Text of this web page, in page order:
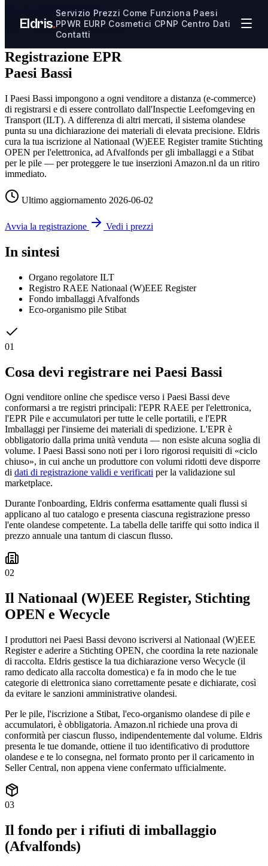
Vai al contenuto principale
Eldris.
Servizio Prezzi Come Funziona Paesi
PPWR EURP Cosmetici CPNP Centro Dati
Contatti
🇳🇱Guida alla conformità Paesi Bassi
Registrazione EPR
Paesi Bassi
I Paesi Bassi impongono a ogni venditore a distanza (e-commerce)
di registrarsi e di essere controllato dall'Inspectie Leefomgeving en
Transport (ILT). A differenza di altri mercati, il sistema olandese
punta su una dichiarazione dei materiali di elevata precisione. Eldris
cura la tua iscrizione al Nationaal (W)EEE Register tramite Stichting
OPEN per l'elettronica, ad Afvalfonds per gli imballaggi e a Stibat
per le pile — per proteggere le tue inserzioni Amazon.nl da un ritiro
immediato.
Ultimo aggiornamento 2026-06-02
Avvia la registrazione Vedi i prezzi
In sintesi
Organo regolatore ILT
Registro RAEE Nationaal (W)EEE Register
Fondo imballaggi Afvalfonds
Eco-organismo pile Stibat
01
Cosa devi registrare nei Paesi Bassi
Ogni venditore online che spedisce verso i Paesi Bassi deve
conformarsi a tre registri principali: l'EPR RAEE per l'elettronica,
l'EPR Pile e accumulatori per tutte le celle portatili, e l'EPR
Imballaggi per l'insieme dei materiali di spedizione. L'EPR è
obbligatorio dalla prima unità venduta — non esiste alcuna soglia di
volume. I Paesi Bassi sono noti per i loro rigorosi requisiti di «ciclo
chiuso», in cui anche un produttore con volumi ridotti deve disporre
di dati di registrazione validi e verificati per la validazione sul
marketplace.
Durante l'onboarding, Eldris conferma esattamente quali flussi si
applicano al tuo catalogo e presenta ciascuna registrazione presso
l'ente olandese competente. La tabella delle tariffe qui sotto indica il
prezzo annuale una tantum di ciascun flusso.
02
Il Nationaal (W)EEE Register, Stichting
OPEN e Wecycle
I produttori nei Paesi Bassi devono iscriversi al Nationaal (W)EEE
Register e aderire a Stichting OPEN, che coordina la rete nazionale
di raccolta. Eldris gestisce la tua dichiarazione verso Wecycle (il
ramo dedicato alla raccolta domestica) e fa in modo che le tue
categorie di elettronica siano correttamente pesate e dichiarate, così
da evitare le sanzioni amministrative olandesi.
Per le pile, l'iscrizione a Stibat, l'eco-organismo olandese di pile e
accumulatori, è obbligatoria. Amazon.nl richiede una prova di
conformità per ciascun flusso, indipendentemente dal volume. Eldris
presenta le tue domande, ottiene il tuo identificativo di produttore
olandese e te lo consegna, nel formato pronto per il caricamento in
Seller Central, non appena viene confermato ufficialmente.
03
Il fondo per i rifiuti di imballaggio
(Afvalfonds)